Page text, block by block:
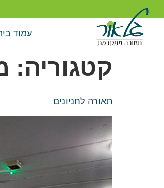
עמוד
קטגוריה:
תאורה לחניונים